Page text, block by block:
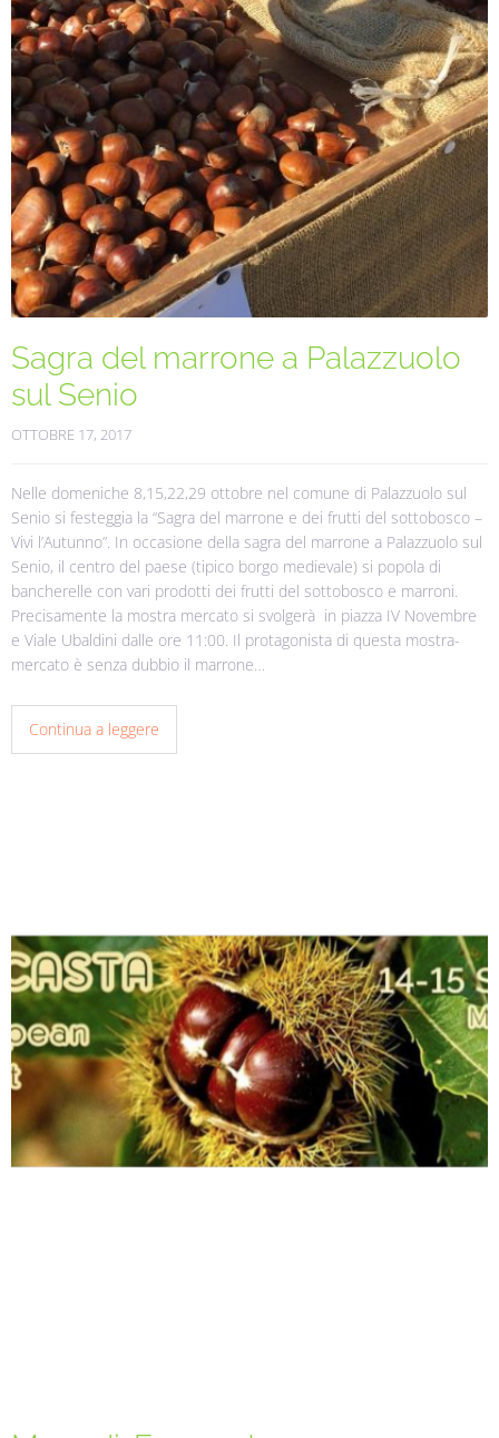
Sagra del marrone a Palazzuolo
sul Senio
OTTOBRE 17, 2017
Nelle domeniche 8,15,22,29 ottobre nel comune di Palazzuolo sul
Senio si festeggia la “Sagra del marrone e dei frutti del sottobosco –
Vivi l’Autunno”. In occasione della sagra del marrone a Palazzuolo sul
Senio, il centro del paese (tipico borgo medievale) si popola di
bancherelle con vari prodotti dei frutti del sottobosco e marroni.
Precisamente la mostra mercato si svolgerà in piazza IV Novembre
e Viale Ubaldini dalle ore 11:00. Il protagonista di questa mostra-
mercato è senza dubbio il marrone…
Continua a leggere